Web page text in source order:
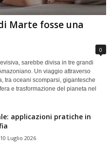
Marte fosse una
0
sarebbe divisa in tre grandi
Un viaggio attraverso
tra oceani scomparsi, gigantesche
e trasformazione del pianeta nel
applicazioni pratiche in
10 Luglio 2026